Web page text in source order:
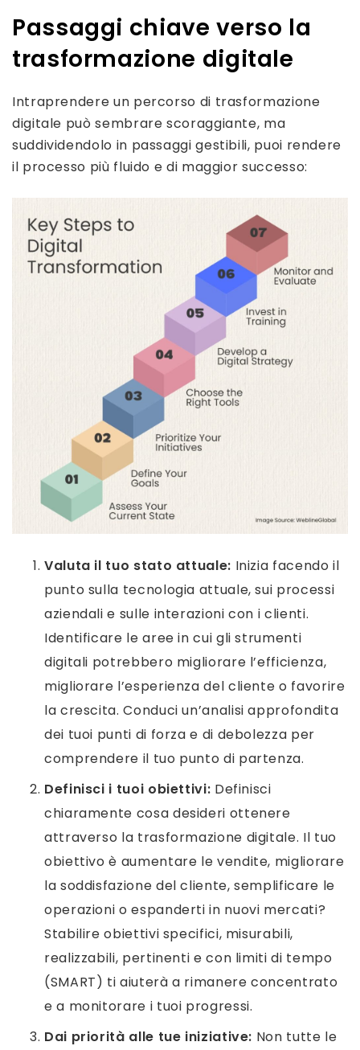
Passaggi chiave verso la
trasformazione digitale
Intraprendere un percorso di trasformazione
digitale può sembrare scoraggiante, ma
suddividendolo in passaggi gestibili, puoi rendere
il processo più fluido e di maggior successo:
Valuta il tuo stato attuale: Inizia facendo il
punto sulla tecnologia attuale, sui processi
aziendali e sulle interazioni con i clienti.
Identificare le aree in cui gli strumenti
digitali potrebbero migliorare l’efficienza,
migliorare l’esperienza del cliente o favorire
la crescita. Conduci un’analisi approfondita
dei tuoi punti di forza e di debolezza per
comprendere il tuo punto di partenza.
Definisci i tuoi obiettivi: Definisci
chiaramente cosa desideri ottenere
attraverso la trasformazione digitale. Il tuo
obiettivo è aumentare le vendite, migliorare
la soddisfazione del cliente, semplificare le
operazioni o espanderti in nuovi mercati?
Stabilire obiettivi specifici, misurabili,
realizzabili, pertinenti e con limiti di tempo
(SMART) ti aiuterà a rimanere concentrato
e a monitorare i tuoi progressi.
Dai priorità alle tue iniziative: Non tutte le